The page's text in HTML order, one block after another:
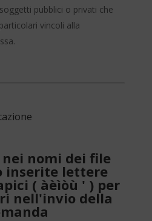
pubblici o privati che
vincoli alla
nomi dei file
inserite lettere
( àèìòù ' ) per
nell'invio della